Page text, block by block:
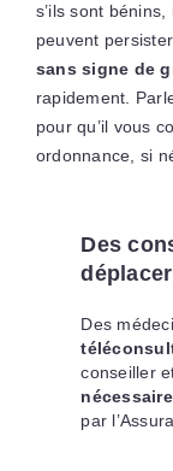
s’ils sont
peuvent
sans signe de
rapidement.
pour qu’il vous
ordonnance, si
Des
déplacer
Des
conseiller
nécessaire.
par